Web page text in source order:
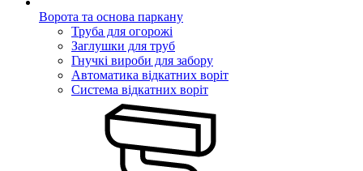
Ворота та основа паркану
Труба для огорожі
Заглушки для труб
Гнучкі вироби для забору
Автоматика відкатних воріт
Система відкатних воріт